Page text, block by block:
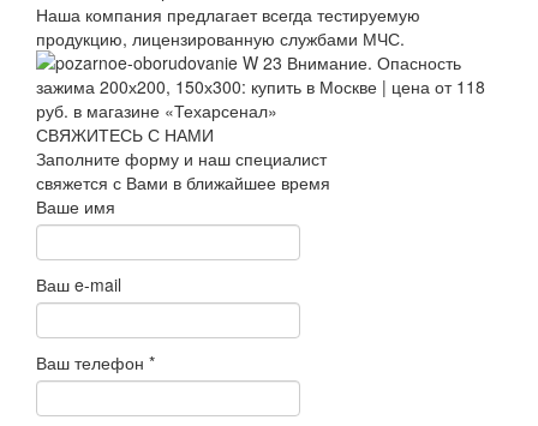
Наша компания предлагает всегда тестируемую
продукцию, лицензированную службами МЧС.
СВЯЖИТЕСЬ С НАМИ
Заполните форму и наш специалист
свяжется с Вами в ближайшее время
Ваше имя
Ваш e-mail
Ваш телефон *